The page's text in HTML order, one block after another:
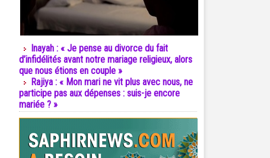
Inayah : « Je pense au divorce du fait
d’infidélités avant notre mariage religieux, alors
que nous étions en couple »
Rajiya : « Mon mari ne vit plus avec nous, ne
participe pas aux dépenses : suis-je encore
mariée ? »